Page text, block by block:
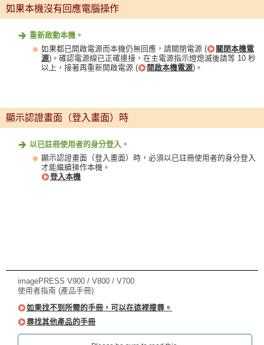
如果本機沒有回應電腦操作
重新啟動本機。
如果都已開啟電源而本機仍無回應，請關閉電源 (
關閉本機電
源)。確認電源線已正確連接，在主電源指示燈熄滅後請等 10 秒
以上，接著再重新開啟電源 (
開啟本機電源)。
顯示認證畫面（登入畫面）時
以已註冊使用者的身分登入。
顯示認證畫面（登入畫面）時，必須以已註冊使用者的身分登入
才能繼續操作本機。
登入本機
imagePRESS V900 / V800 / V700
使用者指南 (產品手冊)
如果找不到所需的手冊，可以在這裡搜尋。
尋找其他產品的手冊